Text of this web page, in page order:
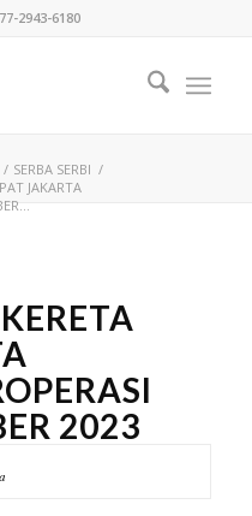
2943-6180
/ SERBA SERBI /
JAKARTA
2023